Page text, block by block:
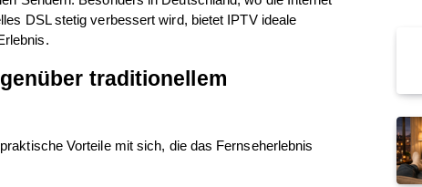
DSL stetig verbessert wird, bietet IPTV ideale
traditionellem
Vorteile mit sich, die das Fernseherlebnis